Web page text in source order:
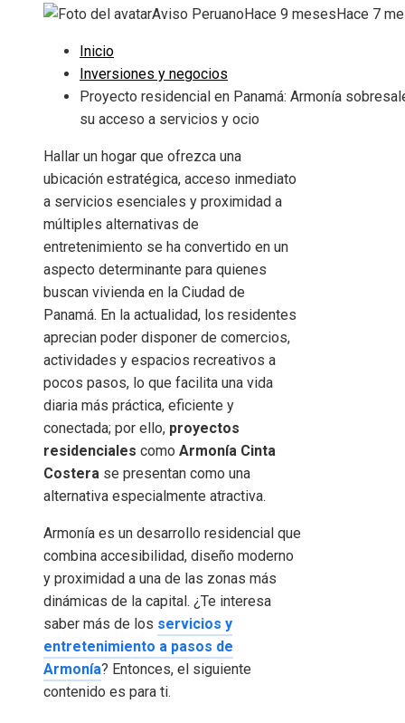
Aviso Peruano Hace 9 meses Hace 7
Inicio
Inversiones y negocios
Proyecto residencial en Panamá: Armonía
su acceso a servicios y ocio
Hallar un hogar que ofrezca una
ubicación estratégica, acceso inmediato
a servicios esenciales y proximidad a
múltiples alternativas de
entretenimiento se ha convertido en un
aspecto determinante para quienes
buscan vivienda en la Ciudad de
Panamá. En la actualidad, los residentes
aprecian poder disponer de comercios,
actividades y espacios recreativos a
pocos pasos, lo que facilita una vida
diaria más práctica, eficiente y
conectada; por ello, proyectos
residenciales como Armonía Cinta
Costera se presentan como una
alternativa especialmente atractiva.
Armonía es un desarrollo residencial que
combina accesibilidad, diseño moderno
y proximidad a una de las zonas más
dinámicas de la capital. ¿Te interesa
saber más de los servicios y
entretenimiento a pasos de
Armonía? Entonces, el siguiente
contenido es para ti.